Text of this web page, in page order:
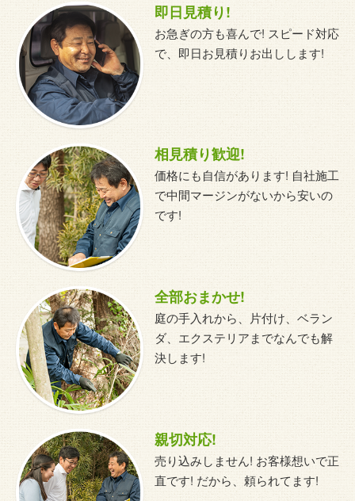
即日見積り!
お急ぎの方も喜んで! スピード対応
で、即日お見積りお出しします!
相見積り歓迎!
価格にも自信があります! 自社施工
で中間マージンがないから安いの
です!
全部おまかせ!
庭の手入れから、片付け、ベラン
ダ、エクステリアまでなんでも解
決します!
親切対応!
売り込みしません! お客様想いで正
直です! だから、頼られてます!